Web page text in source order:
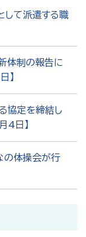
して派遣する職
体制の報告に
】
協定を締結し
4日】
の体操会が行